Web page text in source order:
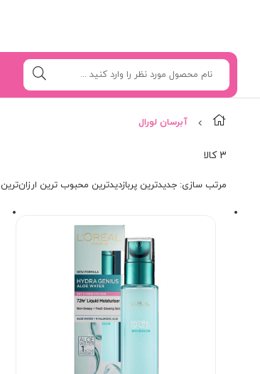
آبرسان لورال
3 کالا
مرتب‌ سازی: جدیدترین پربازدیدترین محبوب ترین ارزان‌ترین